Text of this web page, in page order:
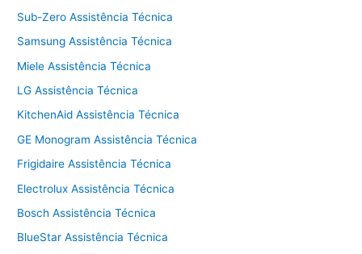
Sub-Zero Assistência Técnica
Samsung Assistência Técnica
Miele Assistência Técnica
LG Assistência Técnica
KitchenAid Assistência Técnica
GE Monogram Assistência Técnica
Frigidaire Assistência Técnica
Electrolux Assistência Técnica
Bosch Assistência Técnica
BlueStar Assistência Técnica